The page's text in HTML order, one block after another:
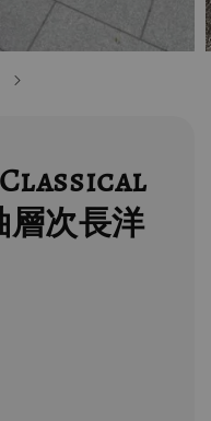
Classical
層次長洋